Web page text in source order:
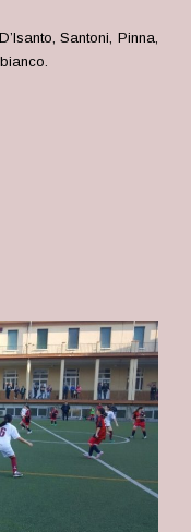
Santoni, Pinna,